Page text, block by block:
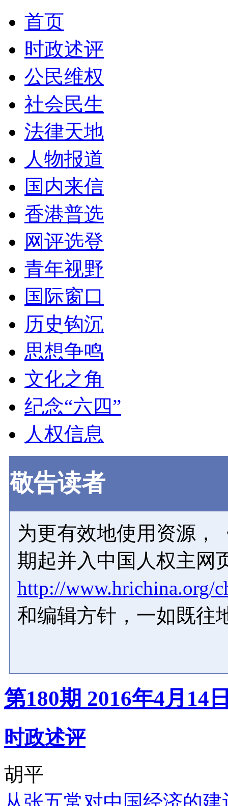
首页
时政述评
公民维权
社会民生
法律天地
人物报道
国内来信
香港普选
网评选登
青年视野
国际窗口
历史钩沉
思想争鸣
文化之角
纪念“六四”
人权信息
敬告读者
为更有效地使用资源，
期起并入中国人权主网
http://www.hrichina.org/
和编辑方针，一如既往
第180期 2016年4月14
时政述评
胡平